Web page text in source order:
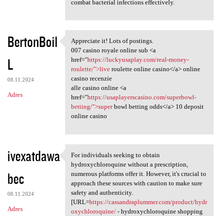
combat bacterial infections effectively.
BertonBoil
L
08.11.2024
Adres
Appreciate it! Lots of
Appreciate it! Lots of postings.
007 casino royale online sub <a
href="https://luckyusaplay.com/real-money-
roulette/">liveroulette online casino</a> online
casino recenzie
alle casino online <a
href="https://usaplayerscasino.com/superbowl-
betting/">superbowl betting odds</a> 10 deposit
online casino
ivexatdawa
bec
08.11.2024
Adres
For individuals seeking to
For individuals seeking to obtain
hydroxychloroquine without a prescription,
numerous platforms offer it. However, it's crucial to
approach these sources with caution to make sure
safety and authenticity.
[URL=https://cassandraplummer.com/product/hydr
oxychloroquine/- hydroxychloroquine shopping